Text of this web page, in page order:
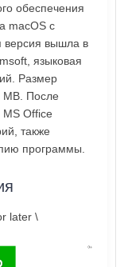
обеспечения
macOS с
версия вышла в
языковая
Размер
MB. После
Office
также
программы.
later \